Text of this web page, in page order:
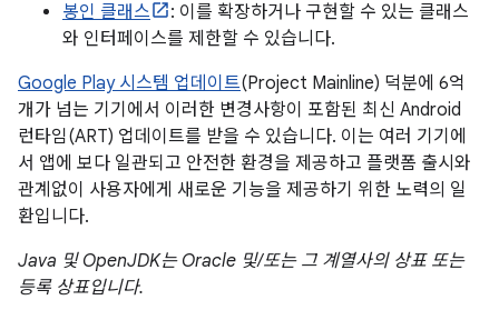
봉인 클래스
: 이를 확장하거나 구현할 수 있는 클래스
와 인터페이스를 제한할 수 있습니다.
Google Play 시스템 업데이트(Project Mainline) 덕분에 6억
개가 넘는 기기에서 이러한 변경사항이 포함된 최신 Android
런타임(ART) 업데이트를 받을 수 있습니다. 이는 여러 기기에
서 앱에 보다 일관되고 안전한 환경을 제공하고 플랫폼 출시와
관계없이 사용자에게 새로운 기능을 제공하기 위한 노력의 일
환입니다.
Java 및 OpenJDK는 Oracle 및/또는 그 계열사의 상표 또는
등록 상표입니다.